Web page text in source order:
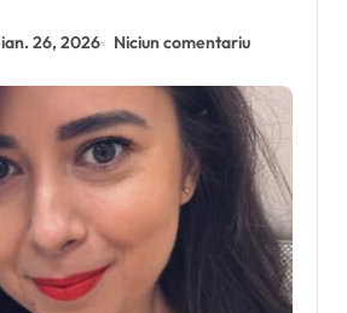
ian. 26, 2026 Niciun comentariu